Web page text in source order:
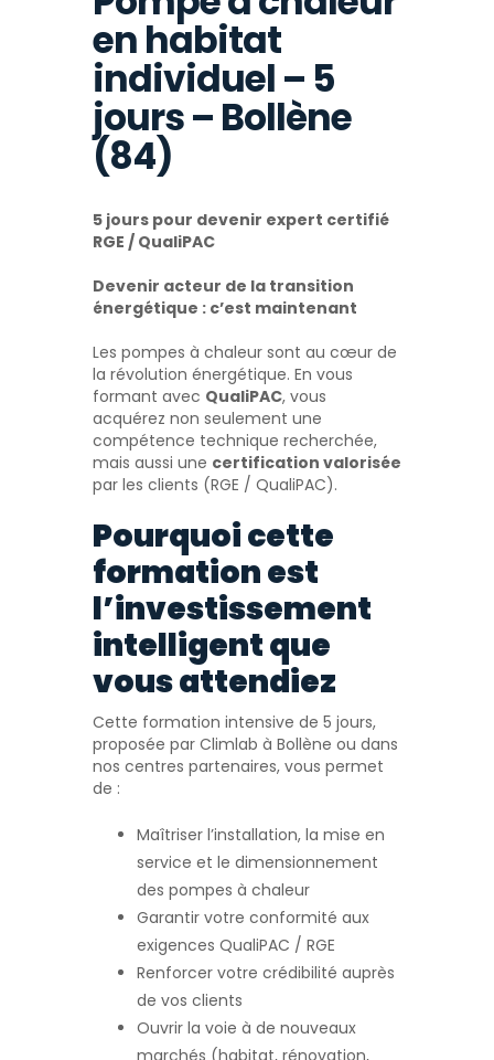
en habitat
individuel – 5
jours – Bollène
(84)
5 jours pour devenir expert certifié
RGE / QualiPAC
Devenir acteur de la transition
énergétique : c’est maintenant
Les pompes à chaleur sont au cœur de
la révolution énergétique. En vous
formant avec QualiPAC, vous
acquérez non seulement une
compétence technique recherchée,
mais aussi une certification valorisée
par les clients (RGE / QualiPAC).
Pourquoi cette
formation est
l’investissement
intelligent que
vous attendiez
Cette formation intensive de 5 jours,
proposée par Climlab à Bollène ou dans
nos centres partenaires, vous permet
de :
Maîtriser l’installation, la mise en
service et le dimensionnement
des pompes à chaleur
Garantir votre conformité aux
exigences QualiPAC / RGE
Renforcer votre crédibilité auprès
de vos clients
Ouvrir la voie à de nouveaux